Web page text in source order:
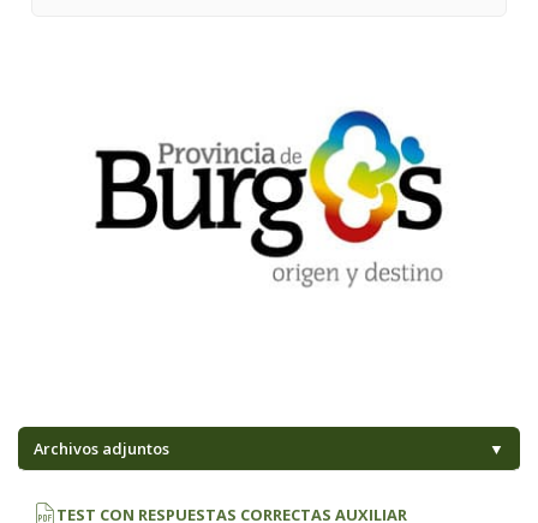
Archivos adjuntos ▼
TEST CON RESPUESTAS CORRECTAS AUXILIAR